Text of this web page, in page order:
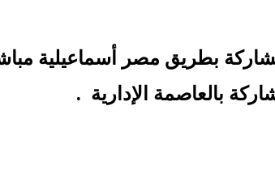
بطريق مصر أسماعيلية
بالعاصمة الإدارية .